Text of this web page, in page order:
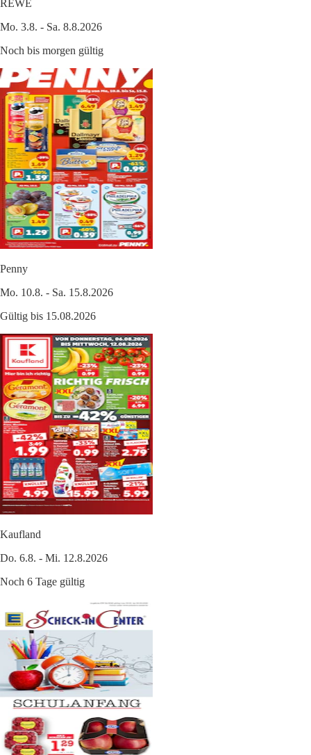
REWE
Mo. 3.8. - Sa. 8.8.2026
Noch bis morgen gültig
Penny
Mo. 10.8. - Sa. 15.8.2026
Gültig bis 15.08.2026
Kaufland
Do. 6.8. - Mi. 12.8.2026
Noch 6 Tage gültig